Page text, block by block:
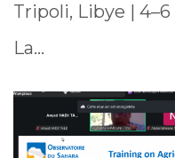
Tripoli, Libye |
La…